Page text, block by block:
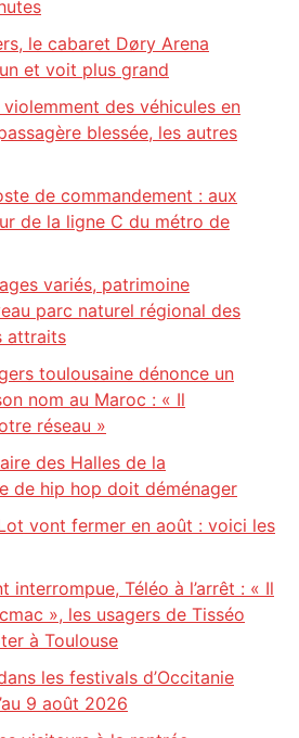
le cabaret Døry Arena
et voit plus grand
des véhicules en
blessée, les autres
de commandement : aux
de la ligne C du métro de
variés, patrimoine
parc naturel régional des
attraits
toulousaine dénonce un
nom au Maroc : « Il
réseau »
des Halles de la
de hip hop doit déménager
vont fermer en août : voici les
interrompue, Téléo à l’arrêt : « Il
», les usagers de Tisséo
à Toulouse
les festivals d’Occitanie
9 août 2026